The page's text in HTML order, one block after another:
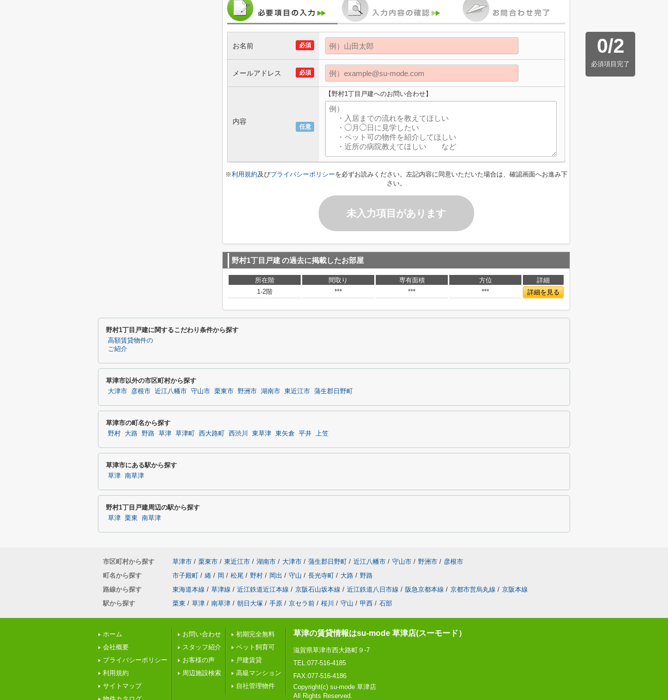
0/2
必須項目完了
必須
お名前
必須
メールアドレス
任意
内容
【野村1丁目戸建へのお問い合わせ】
※利用規約及びプライバシーポリシーを必ずお読みください。左記内容に同意いただいた場合は、確認画面へお進み下
さい。
未入力項目があります
野村1丁目戸建の過去に掲載したお部屋
所在階 間取り 専有面積 方位
詳細
1-2階
*** *** *** 詳細を見る
野村1丁目戸建に関するこだわり条件から探す
高額賃貸物件の
ご紹介
草津市以外の市区町村から探す
大津市 彦根市 近江八幡市 守山市 栗東市 野洲市 湖南市 東近江市 蒲生郡日野町
草津市の町名から探す
野村 大路 野路 草津 草津町 西大路町 西渋川 東草津 東矢倉 平井 上笠
草津市にある駅から探す
草津 南草津
野村1丁目戸建周辺の駅から探す
草津 栗東 南草津
市区町村から探す 草津市 / 栗東市 / 東近江市 / 湖南市 / 大津市 / 蒲生郡日野町 / 近江八幡市 / 守山市 / 野洲市 / 彦根市
町名から探す
市子殿町 / 綣 / 岡 / 松尾 / 野村 / 岡出 / 守山 / 長光寺町 / 大路 / 野路
路線から探す
東海道本線 / 草津線 / 近江鉄道近江本線 / 京阪石山坂本線 / 近江鉄道八日市線 / 阪急京都本線 / 京都市営烏丸線 / 京阪本線
駅から探す
栗東 / 草津 / 南草津 / 朝日大塚 / 手原 / 京セラ前 / 桜川 / 守山 / 甲西 / 石部
ホーム
会社概要
プライバシーポリシー
利用規約
サイトマップ
お問い合わせ
スタッフ紹介
お客様の声
周辺施設検索
初期完全無料
ペット飼育可
戸建賃貸
高級マンション
自社管理物件
草津の賃貸情報はsu-mode 草津店(スーモード）
滋賀県草津市西大路町９-7
TEL:077-516-4185
FAX:077-516-4186
Copyright(c) su-mode 草津店
All Rights Reserved.